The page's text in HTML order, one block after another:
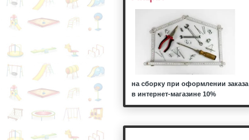
на сборку при оформлении заказа
в интернет-магазине 10%